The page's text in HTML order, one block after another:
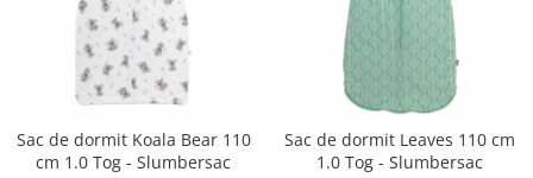
Triciclete copii si adulti
Trotinete copii si adulti
Biciclete fara pedale
Karturi si masinute cu pedale
Sac de dormit Koala Bear 110
cm 1.0 Tog - Slumbersac
Sac de dormit Leaves 110 cm
1.0 Tog - Slumbersac